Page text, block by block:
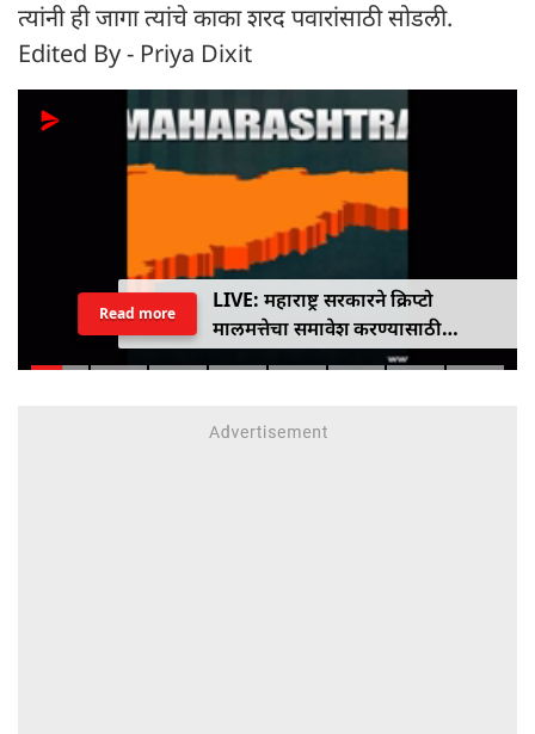
त्यांनी ही जागा त्यांचे काका शरद पवारांसाठी सोडली.
Edited By - Priya Dixit
LIVE: महाराष्ट्र सरकारने क्रिप्टो
मालमत्तेचा समावेश करण्यासाठी
एमपीआयडी कायद्यात दुरुस्ती केली
Read more